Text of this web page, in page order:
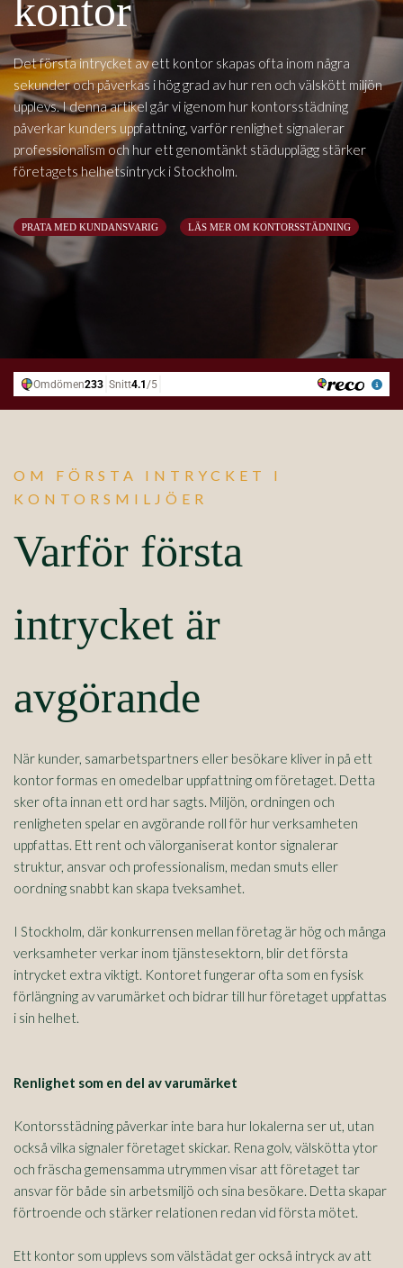
kontor
Det första intrycket av ett kontor skapas ofta inom några
sekunder och påverkas i hög grad av hur ren och välskött miljön
upplevs. I denna artikel går vi igenom hur kontorsstädning
påverkar kunders uppfattning, varför renlighet signalerar
professionalism och hur ett genomtänkt städupplägg stärker
företagets helhetsintryck i Stockholm.
PRATA MED KUNDANSVARIG LÄS MER OM KONTORSSTÄDNING
OM FÖRSTA INTRYCKET I
KONTORSMILJÖER
Varför första
intrycket är
avgörande
När kunder, samarbetspartners eller besökare kliver in på ett
kontor formas en omedelbar uppfattning om företaget. Detta
sker ofta innan ett ord har sagts. Miljön, ordningen och
renligheten spelar en avgörande roll för hur verksamheten
uppfattas. Ett rent och välorganiserat kontor signalerar
struktur, ansvar och professionalism, medan smuts eller
oordning snabbt kan skapa tveksamhet.
I Stockholm, där konkurrensen mellan företag är hög och många
verksamheter verkar inom tjänstesektorn, blir det första
intrycket extra viktigt. Kontoret fungerar ofta som en fysisk
förlängning av varumärket och bidrar till hur företaget uppfattas
i sin helhet.
Renlighet som en del av varumärket
Kontorsstädning påverkar inte bara hur lokalerna ser ut, utan
också vilka signaler företaget skickar. Rena golv, välskötta ytor
och fräscha gemensamma utrymmen visar att företaget tar
ansvar för både sin arbetsmiljö och sina besökare. Detta skapar
förtroende och stärker relationen redan vid första mötet.
Ett kontor som upplevs som välstädat ger också intryck av att